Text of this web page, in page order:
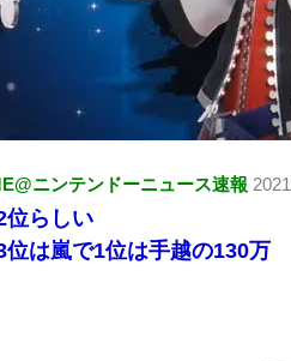
ニンテンドーニュース速報
位らしい
位は嵐で1位は手越の130万